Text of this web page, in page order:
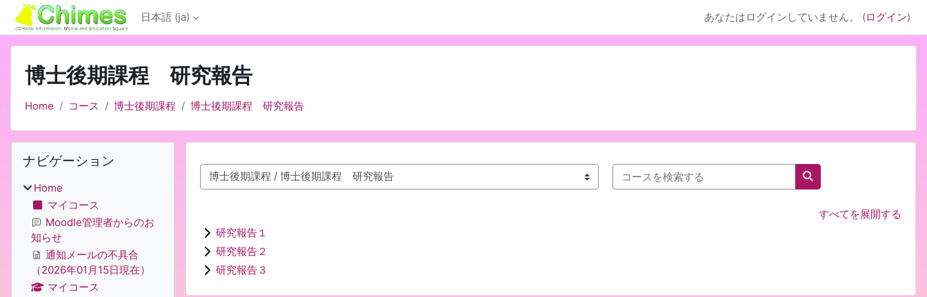
メインコンテンツへスキップする
日本語 ‎(ja)‎ あなたはログインしていません。 (ログイン)
博士後期課程 研究報告
Home コース 博士後期課程 博士後期課程 研究報告
コースカテゴリ
コースを検索する
コースを検索する
すべてを展開する
研究報告１
研究報告２
研究報告３
ブロック
ナビゲーション
Home
マイコース
Moodle管理者からのお
知らせ
通知メールの不具合
（2026年01月15日現在）
マイコース